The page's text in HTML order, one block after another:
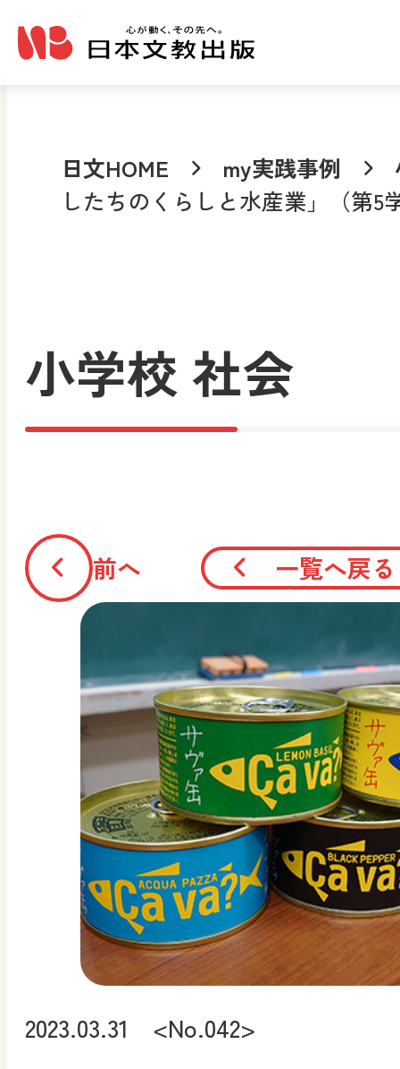
日文HOME my実践事例
したちのくらしと水産業」（第5
小学校 社会
前へ 一覧へ戻る
2023.03.31 <No.042>